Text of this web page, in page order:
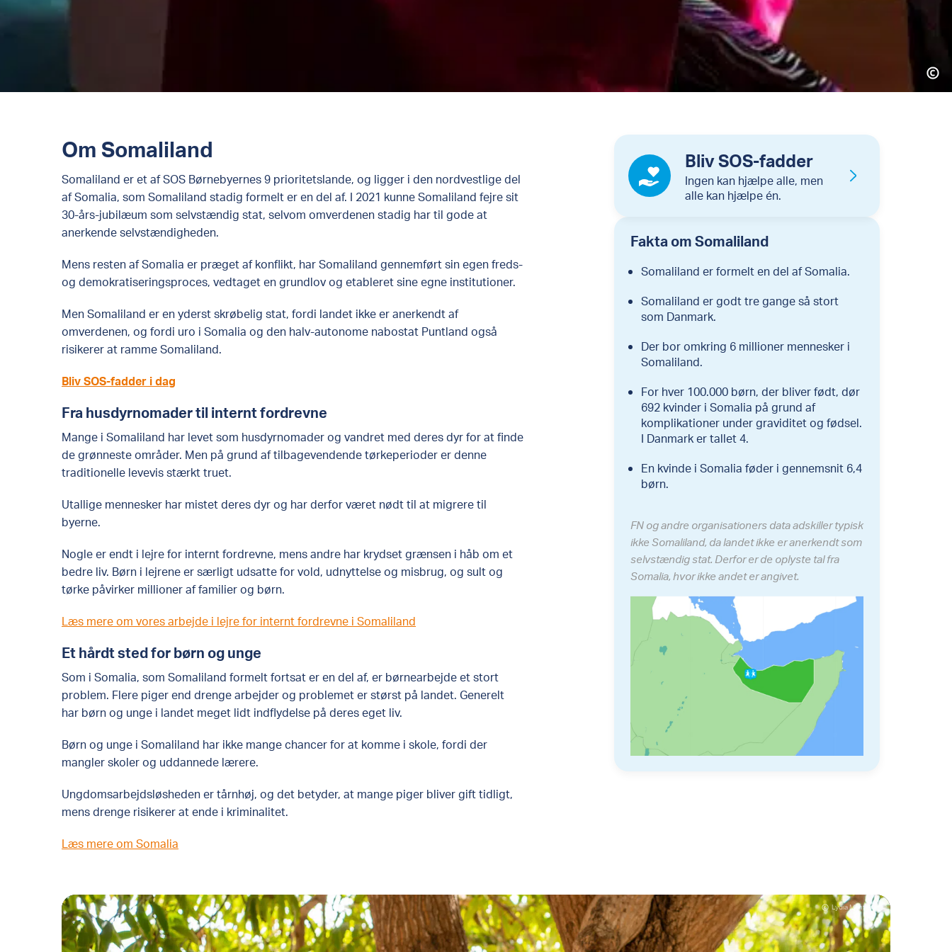
Om Somaliland
Somaliland er et af SOS Børnebyernes 9 prioritetslande, og ligger i den nordvestlige del
af Somalia, som Somaliland stadig formelt er en del af. I 2021 kunne Somaliland fejre sit
30-års-jubilæum som selvstændig stat, selvom omverdenen stadig har til gode at
anerkende selvstændigheden.
Mens resten af Somalia er præget af konflikt, har Somaliland gennemført sin egen freds-
og demokratiseringsproces, vedtaget en grundlov og etableret sine egne institutioner.
Men Somaliland er en yderst skrøbelig stat, fordi landet ikke er anerkendt af
omverdenen, og fordi uro i Somalia og den halv-autonome nabostat Puntland også
risikerer at ramme Somaliland.
Bliv SOS-fadder i dag
Fra husdyrnomader til internt fordrevne
Mange i Somaliland har levet som husdyrnomader og vandret med deres dyr for at finde
de grønneste områder. Men på grund af tilbagevendende tørkeperioder er denne
traditionelle levevis stærkt truet.
Utallige mennesker har mistet deres dyr og har derfor været nødt til at migrere til
byerne.
Nogle er endt i lejre for internt fordrevne, mens andre har krydset grænsen i håb om et
bedre liv. Børn i lejrene er særligt udsatte for vold, udnyttelse og misbrug, og sult og
tørke påvirker millioner af familier og børn.
Læs mere om vores arbejde i lejre for internt fordrevne i Somaliland
Et hårdt sted for børn og unge
Som i Somalia, som Somaliland formelt fortsat er en del af, er børnearbejde et stort
problem. Flere piger end drenge arbejder og problemet er størst på landet. Generelt
har børn og unge i landet meget lidt indflydelse på deres eget liv.
Børn og unge i Somaliland har ikke mange chancer for at komme i skole, fordi der
mangler skoler og uddannede lærere.
Ungdomsarbejdsløsheden er tårnhøj, og det betyder, at mange piger bliver gift tidligt,
mens drenge risikerer at ende i kriminalitet.
Læs mere om Somalia
Ingen kan hjælpe alle, men
alle kan hjælpe én.
Bliv SOS-fadder
Fakta om Somaliland
Somaliland er formelt en del af Somalia.
Somaliland er godt tre gange så stort
som Danmark.
Der bor omkring 6 millioner mennesker i
Somaliland.
For hver 100.000 børn, der bliver født, dør
692 kvinder i Somalia på grund af
komplikationer under graviditet og fødsel.
I Danmark er tallet 4.
En kvinde i Somalia føder i gennemsnit 6,4
børn.
FN og andre organisationers data adskiller typisk
ikke Somaliland, da landet ikke er anerkendt som
selvstændig stat. Derfor er de oplyste tal fra
Somalia, hvor ikke andet er angivet.